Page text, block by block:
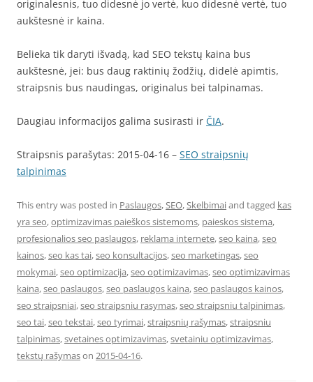
originalesnis, tuo didesnė jo vertė, kuo didesnė vertė, tuo
aukštesnė ir kaina.
Belieka tik daryti išvadą, kad SEO tekstų kaina bus
aukštesnė, jei: bus daug raktinių žodžių, didelė apimtis,
straipsnis bus naudingas, originalus bei talpinamas.
Daugiau informacijos galima susirasti ir ČIA.
Straipsnis parašytas: 2015-04-16 – SEO straipsnių
talpinimas
This entry was posted in Paslaugos,SEO,Skelbimaiand tagged kas
yra seo,optimizavimas paieškos sistemoms, paieskos sistema,
profesionalios seo paslaugos, reklama internete,seo kaina,seo
kainos,seo kas tai,seo konsultacijos,seo marketingas,seo
mokymai,seo optimizacija,seo optimizavimas,seo optimizavimas
kaina,seo paslaugos,seo paslaugos kaina,seo paslaugos kainos,
seo straipsniai,seo straipsniu rasymas,seo straipsniu talpinimas,
seo tai,seo tekstai,seo tyrimai,straipsnių rašymas,straipsniu
talpinimas,svetaines optimizavimas,svetainiu optimizavimas,
tekstų rašymason 2015-04-16.